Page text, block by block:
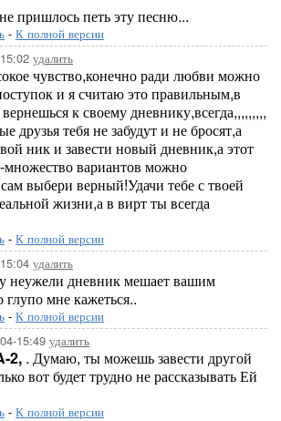
пришлось петь эту песню...
- К полной версии
удалить
чувство,конечно ради любви можно
и я считаю это правильным,в
к своему дневнику,всегда,,,,,,,,,
друзья тебя не забудут и не бросят,а
ник и завести новый дневник,а этот
множество вариантов можно
выбери верный!Удачи тебе с твоей
жизни,а в вирт ты всегда
- К полной версии
удалить
неужели дневник мешает вашим
мне кажеться..
- К полной версии
15:49 удалить
2, . Думаю, ты можешь завести другой
вот будет трудно не рассказывать Ей
- К полной версии